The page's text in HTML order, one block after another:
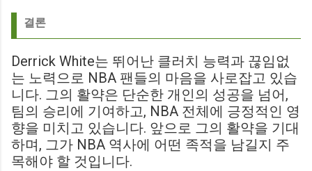
결론
Derrick White는 뛰어난 클러치 능력과 끊임없
는 노력으로 NBA 팬들의 마음을 사로잡고 있습
니다. 그의 활약은 단순한 개인의 성공을 넘어,
팀의 승리에 기여하고, NBA 전체에 긍정적인 영
향을 미치고 있습니다. 앞으로 그의 활약을 기대
하며, 그가 NBA 역사에 어떤 족적을 남길지 주
목해야 할 것입니다.